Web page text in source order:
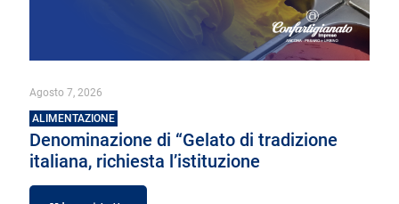
Agosto 7, 2026
ALIMENTAZIONE
Denominazione di “Gelato di tradizione
italiana, richiesta l’istituzione